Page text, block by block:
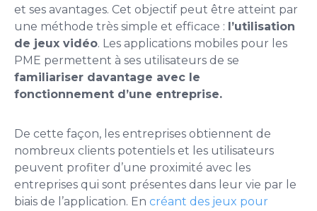
et ses avantages. Cet objectif peut être atteint par
une méthode très simple et efficace : l’utilisation
de jeux vidéo. Les applications mobiles pour les
PME permettent à ses utilisateurs de se
familiariser davantage avec le
fonctionnement d’une entreprise.
De cette façon, les entreprises obtiennent de
nombreux clients potentiels et les utilisateurs
peuvent profiter d’une proximité avec les
entreprises qui sont présentes dans leur vie par le
biais de l’application. En créant des jeux pour